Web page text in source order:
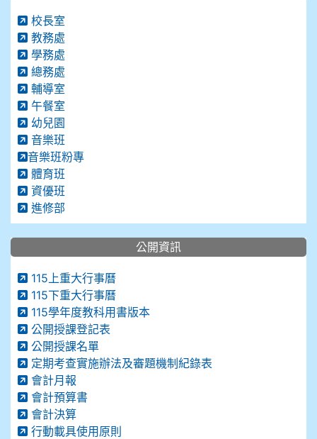
校長室
教務處
學務處
總務處
輔導室
午餐室
幼兒園
音樂班
音樂班粉專
體育班
資優班
進修部
公開資訊
115上重大行事曆
115下重大行事曆
115學年度教科用書版本
公開授課登記表
公開授課名單
定期考查實施辦法及審題機制紀錄表
會計月報
會計預算書
會計決算
行動載具使用原則